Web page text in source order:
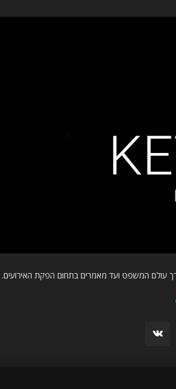
עולם המשפט ועד מאמרים בתחום הפקת האירועים.